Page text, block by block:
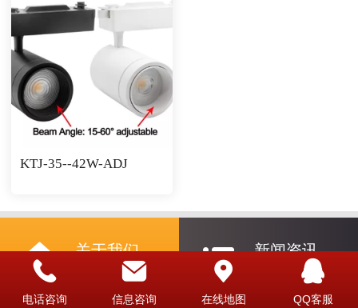
KTJ-35--42W-ADJ
关于我们
ABOUT US
新闻资讯
电话咨询 信息咨询 在线地图 QQ客服